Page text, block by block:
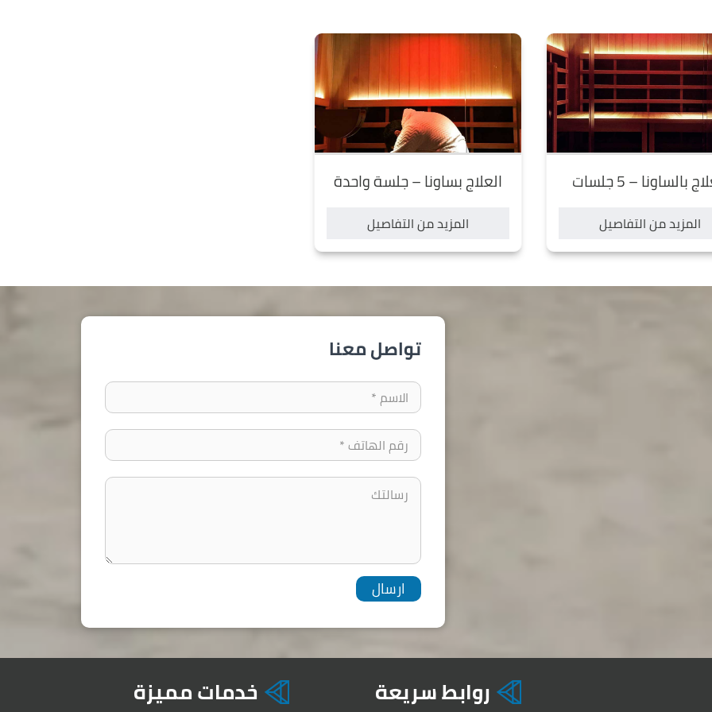
بالساونا – 5 جلسات
المزيد من التفاصيل
العلاج بساونا – جلسة واحدة
المزيد من التفاصيل
تواصل معنا
روابط سريعة خدمات مميزة